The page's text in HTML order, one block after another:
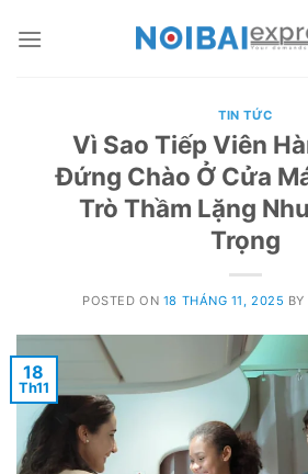
TIN TỨC
Vì Sao Tiếp Viên
Đứng Chào Ở Cửa
Trò Thầm Lặng
Trọng
POSTED ON 18 THÁNG 11, 2025 BY
18
Th11